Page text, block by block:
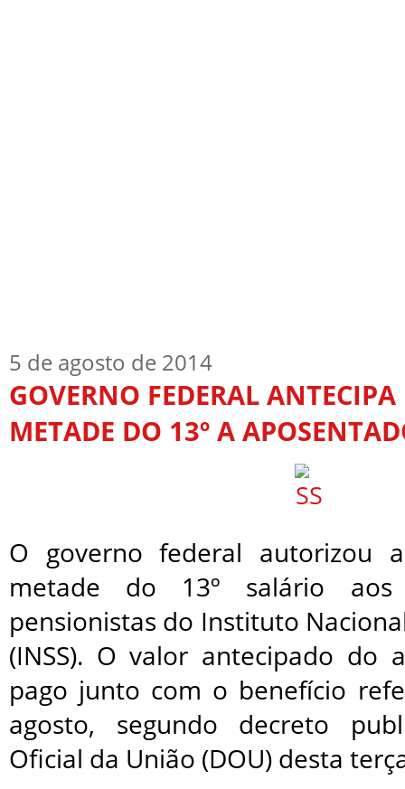
5 de agosto de 2014
GOVERNO FEDERAL
METADE DO 13º A
O governo federal autorizou
metade do 13º salário aos
pensionistas do Instituto
(INSS). O valor antecipado do
pago junto com o benefício
agosto, segundo decreto
Oficial da União (DOU) desta